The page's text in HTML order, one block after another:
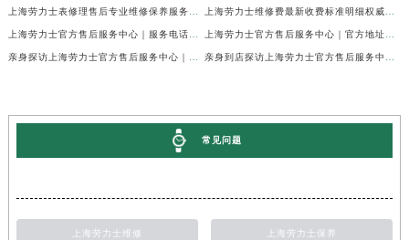
常见问题
上海劳力士维修 上海劳力士保养